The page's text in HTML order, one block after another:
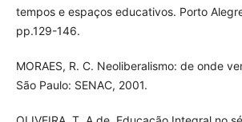
tempos e espaços educativos. Porto
pp.129-146.
MORAES, R. C. Neoliberalismo: de onde
São Paulo: SENAC, 2001.